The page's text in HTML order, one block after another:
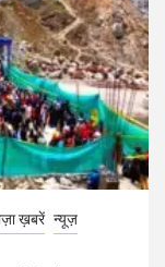
ख़बरें न्यूज़